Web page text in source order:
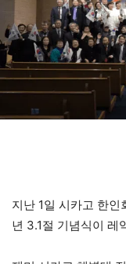
지난 1일 시카고 한
년 3.1절 기념식이 레